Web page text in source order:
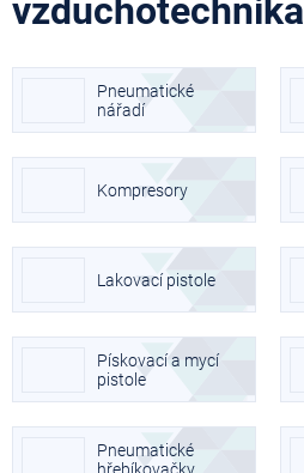
vzduchotechnika
Pneumatické
nářadí
Kompresory
Lakovací pistole
Pískovací a mycí
pistole
Pneumatické